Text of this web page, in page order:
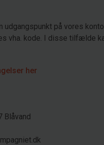
udgangspunkt på vores
vha. kode. I disse tilfælde
her
Blåvand